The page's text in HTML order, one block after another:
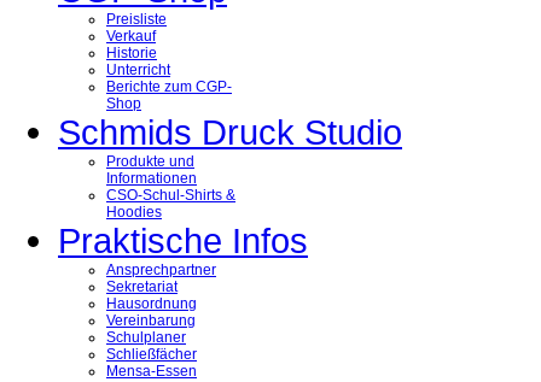
Preisliste
Verkauf
Historie
Unterricht
Berichte zum CGP-
Shop
Schmids Druck Studio
Produkte und
Informationen
CSO-Schul-Shirts &
Hoodies
Praktische Infos
Ansprechpartner
Sekretariat
Hausordnung
Vereinbarung
Schulplaner
Schließfächer
Mensa-Essen